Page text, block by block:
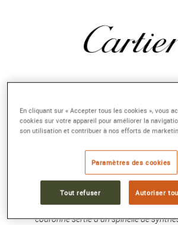
Petit modèle, mouvement
diamants
Collection :
Panthère de
Montre Panthère de Cartier, petit
quartz. Boîte en acier, lunette sertie de
brillant, dimensions : 23 mm x 30 mm,
couronne sertie d'un spinelle de
En cliquant sur « Accepter tous les cookies », vous
cookies sur votre appareil pour améliorer la
son utilisation et contribuer à nos efforts de
Paramètres des cookies
Tout refuser Autoriser